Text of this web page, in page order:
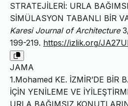
STRATEJİLERİ: URLA
SİMÜLASYON TABANLI BİR
Karesi Journal of Architecture
199-219. https://izlik.org/
JAMA
1.Mohamed KE. İZMİR’DE BİR
İÇİN YENİLEME VE
URLA BAĞIMSIZ